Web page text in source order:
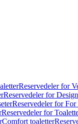
Reservedeler for
Reservedeler for
Reservedeler for For
Reservedeler for
Comfort toaletter